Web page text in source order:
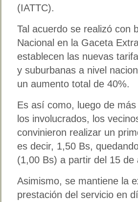
(IATTC).
Tal acuerdo se realizó con
Nacional en la Gaceta
establecen las nuevas
y suburbanas a nivel
un aumento total de 40%.
Es así como, luego de
los involucrados, los
convinieron realizar un
es decir, 1,50 Bs,
(1,00 Bs) a partir del 15
Asimismo, se mantiene la
prestación del servicio en